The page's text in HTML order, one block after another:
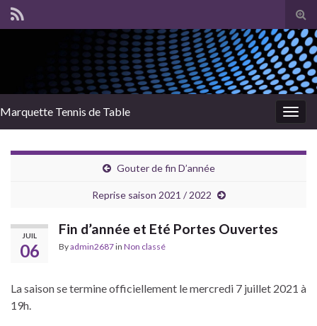
Marquette Tennis de Table
Gouter de fin D’année
Reprise saison 2021 / 2022
JUIL
06
Fin d’année et Eté Portes Ouvertes
Byadmin2687in Non classé
La saison se termine officiellement le mercredi 7 juillet 2021 à
19h.